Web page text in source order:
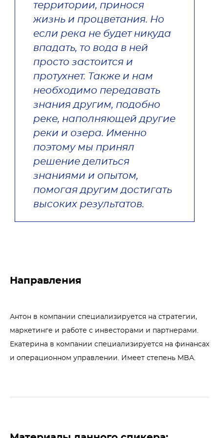
территории, принося
жизнь и процветания. Но
если река не будет никуда
впадать, то вода в ней
просто застоится и
протухнет. Также и нам
необходимо передавать
знания другим, подобно
реке, наполняющей другие
реки и озера. Именно
поэтому мы принял
решение делиться
знаниями и опытом,
помогая другим достигать
высоких результатов.
Направления
Антон в компании специализируется на стратегии,
маркетинге и работе с инвесторами и партнерами.
Екатерина в компании специализируется на финансах
и операционном управлении. Имеет степень MBA.